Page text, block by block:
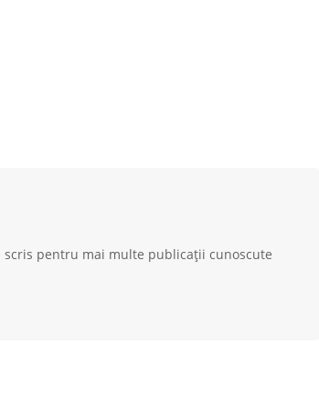
scris pentru mai multe publicații cunoscute